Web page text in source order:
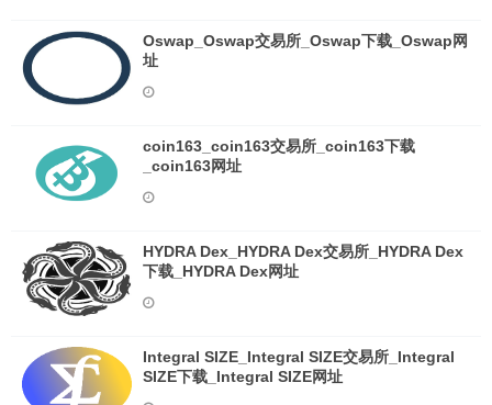
Oswap_Oswap交易所_Oswap下载_Oswap网
址
coin163_coin163交易所_coin163下载
_coin163网址
HYDRA Dex_HYDRA Dex交易所_HYDRA Dex
下载_HYDRA Dex网址
Integral SIZE_Integral SIZE交易所_Integral
SIZE下载_Integral SIZE网址